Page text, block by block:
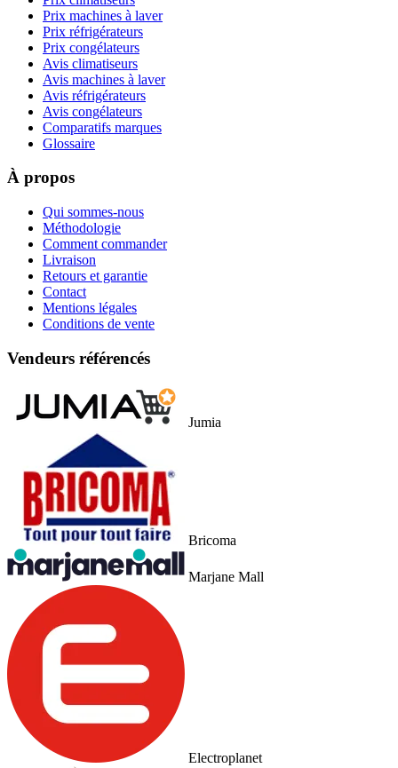
Prix machines à laver
Prix réfrigérateurs
Prix congélateurs
Avis climatiseurs
Avis machines à laver
Avis réfrigérateurs
Avis congélateurs
Comparatifs marques
Glossaire
À propos
Qui sommes-nous
Méthodologie
Comment commander
Livraison
Retours et garantie
Contact
Mentions légales
Conditions de vente
Vendeurs référencés
Jumia
Bricoma
Marjane Mall
Electroplanet